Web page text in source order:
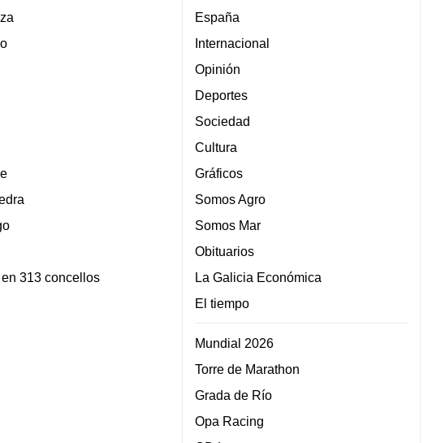
313 concellos
España
Internacional
Opinión
Deportes
Sociedad
Cultura
Gráficos
Somos Agro
Somos Mar
Obituarios
La Galicia Económica
El tiempo
Mundial 2026
Torre de Marathon
Grada de Río
Opa Racing